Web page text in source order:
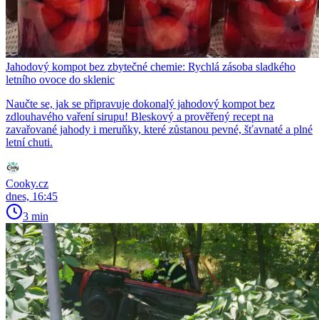
Jahodový kompot bez zbytečné chemie: Rychlá zásoba sladkého
letního ovoce do sklenic
Naučte se, jak se připravuje dokonalý jahodový kompot bez
zdlouhavého vaření sirupu! Bleskový a prověřený recept na
zavařované jahody i meruňky, které zůstanou pevné, šťavnaté a plné
letní chuti.
Cooky.cz
dnes, 16:45
3 min